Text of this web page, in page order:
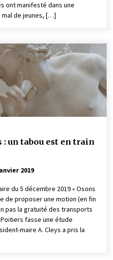
ont manifesté dans une
mal de jeunes, […]
un tabou est en train
2019
du 5 décembre 2019 « Osons
de proposer une motion (en fin
pas la gratuité des transports
fasse une étude
maire A. Cleys a pris la